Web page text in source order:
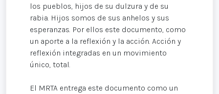
los pueblos, hijos de su dulzura y de su
rabia. Hijos somos de sus anhelos y sus
esperanzas. Por ellos este documento, como
un aporte a la reflexión y la acción. Acción y
reflexión integradas en un movimiento
único, total.
El MRTA entrega este documento como un